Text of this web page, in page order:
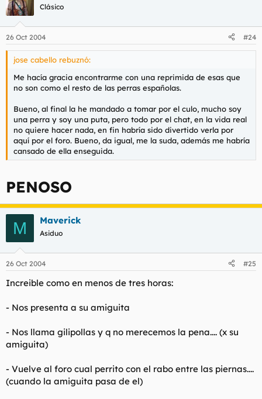
Clásico
26 Oct 2004 #24
jose cabello rebuznó:
Me hacía gracia encontrarme con una reprimida de esas que
no son como el resto de las perras españolas.
Bueno, al final la he mandado a tomar por el culo, mucho soy
una perra y soy una puta, pero todo por el chat, en la vida real
no quiere hacer nada, en fin habría sido divertido verla por
aquí por el foro. Bueno, da igual, me la suda, además me habría
cansado de ella enseguida.
PENOSO
M Maverick
Asiduo
26 Oct 2004 #25
Increible como en menos de tres horas:
- Nos presenta a su amiguita
- Nos llama gilipollas y q no merecemos la pena.... (x su
amiguita)
- Vuelve al foro cual perrito con el rabo entre las piernas....
(cuando la amiguita pasa de el)